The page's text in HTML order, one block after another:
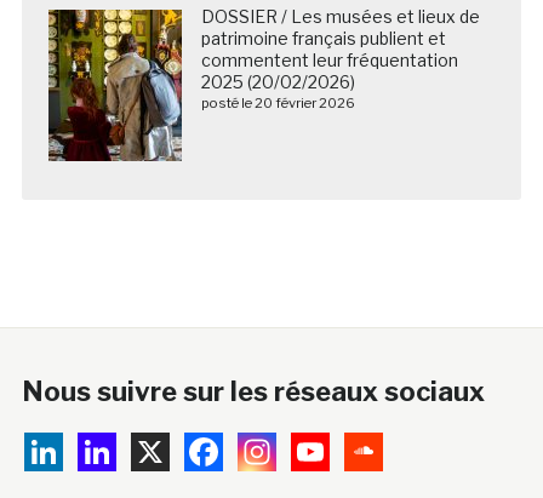
DOSSIER / Les musées et lieux de
patrimoine français publient et
commentent leur fréquentation
2025 (20/02/2026)
posté le 20 février 2026
Nous suivre sur les réseaux sociaux